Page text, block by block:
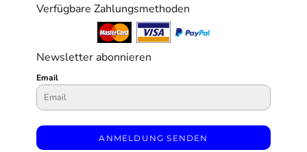
Verfügbare Zahlungsmethoden
Newsletter abonnieren
Email
ANMELDUNG SENDEN